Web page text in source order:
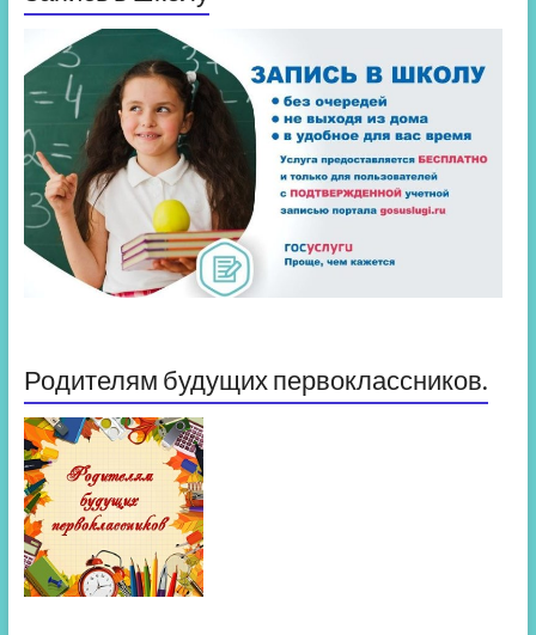
Родителям будущих первоклассников.